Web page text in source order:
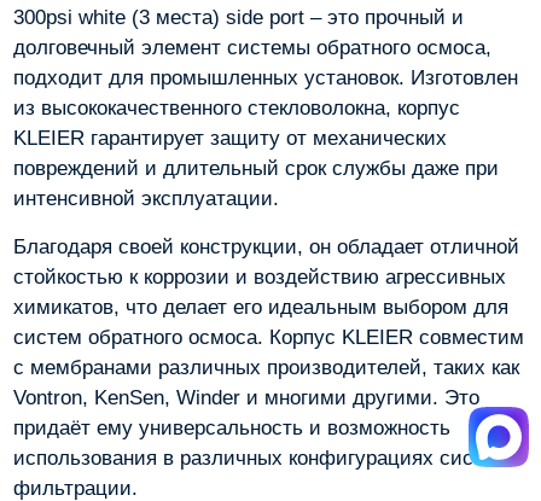
300psi white (3 места) side port – это прочный и
долговечный элемент системы обратного осмоса,
подходит для промышленных установок. Изготовлен
из высококачественного стекловолокна, корпус
KLEIER гарантирует защиту от механических
повреждений и длительный срок службы даже при
интенсивной эксплуатации.
Благодаря своей конструкции, он обладает отличной
стойкостью к коррозии и воздействию агрессивных
химикатов, что делает его идеальным выбором для
систем обратного осмоса. Корпус KLEIER совместим
с мембранами различных производителей, таких как
Vontron, KenSen, Winder и многими другими. Это
придаёт ему универсальность и возможность
использования в различных конфигурациях систем
фильтрации.